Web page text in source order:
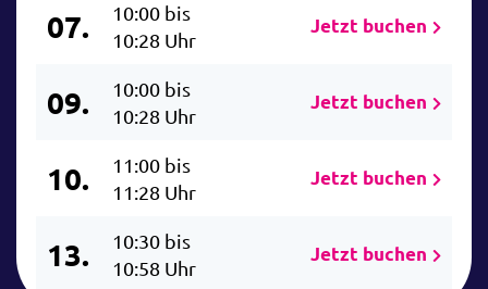
07.
10:00 bis
10:28 Uhr
Jetzt buchen
09.
10:00 bis
10:28 Uhr
Jetzt buchen
10.
11:00 bis
11:28 Uhr
Jetzt buchen
13.
10:30 bis
10:58 Uhr
Jetzt buchen